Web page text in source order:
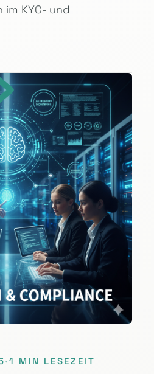
im KYC- und
·1 MIN LESEZEIT